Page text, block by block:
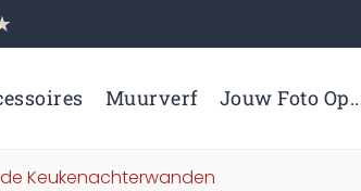
Muurverf Jouw Foto
Keukenachterwanden